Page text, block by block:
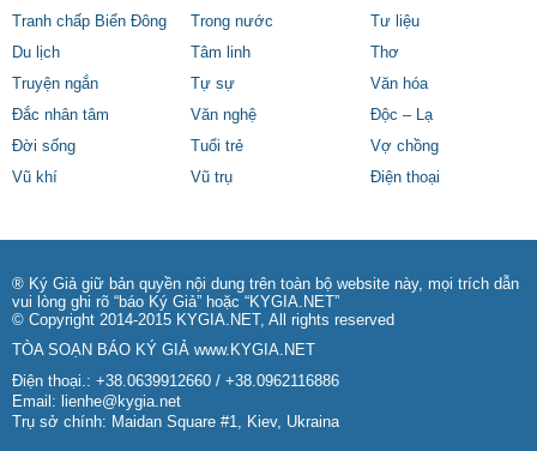
Tranh chấp Biển Đông
Trong nước
Tư liệu
Du lịch
Tâm linh
Thơ
Truyện ngắn
Tự sự
Văn hóa
Đắc nhân tâm
Văn nghệ
Độc – Lạ
Đời sống
Tuổi trẻ
Vợ chồng
Vũ khí
Vũ trụ Điện thoại
® Ký Giả giữ bản quyền nội dung trên toàn bộ website này, mọi trích dẫn
vui lòng ghi rõ “báo Ký Giả” hoặc “KYGIA.NET”
© Copyright 2014-2015 KYGIA.NET, All rights reserved
TÒA SOẠN BÁO KÝ GIẢ www.KYGIA.NET
Điện thoại.: +38.0639912660 / +38.0962116886
Email: lienhe@kygia.net
Trụ sở chính: Maidan Square #1, Kiev, Ukraina